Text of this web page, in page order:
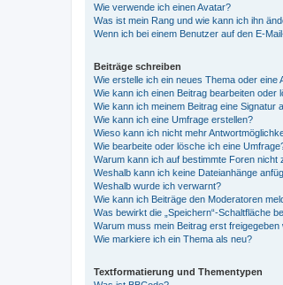
Wie verwende ich einen Avatar?
Was ist mein Rang und wie kann ich ihn
Wenn ich bei einem Benutzer auf den E-
Beiträge schreiben
Wie erstelle ich ein neues Thema oder eine
Wie kann ich einen Beitrag bearbeiten oder
Wie kann ich meinem Beitrag eine Signatur
Wie kann ich eine Umfrage erstellen?
Wieso kann ich nicht mehr
Wie bearbeite oder lösche ich eine
Warum kann ich auf bestimmte Foren nicht
Weshalb kann ich keine Dateianhänge
Weshalb wurde ich verwarnt?
Wie kann ich Beiträge den Moderatoren
Was bewirkt die „Speichern“-Schaltfläche
Warum muss mein Beitrag erst freigegeben
Wie markiere ich ein Thema als neu?
Textformatierung und Thementypen